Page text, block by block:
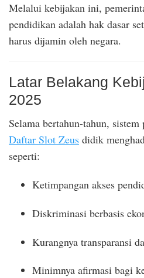
Melalui kebijakan ini,
pendidikan adalah hak dasar
harus dijamin oleh negara.
Latar Belakang
2025
Selama bertahun-tahun, sistem
Daftar Slot Zeus didik
seperti:
Ketimpangan akses
Diskriminasi berbasis
Kurangnya transparansi
Minimnya afirmasi bagi